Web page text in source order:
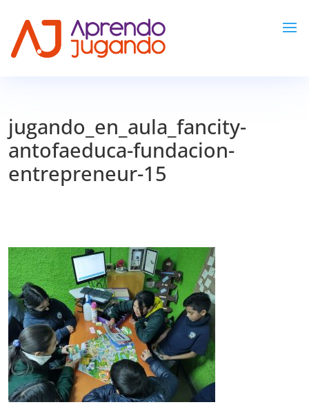
jugando_en_aula_fancity-
antofaeduca-fundacion-
entrepreneur-15